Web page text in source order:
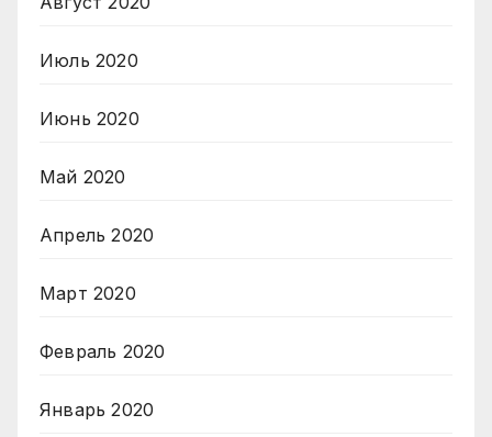
Июль 2020
Июнь 2020
Май 2020
Апрель 2020
Март 2020
Февраль 2020
Январь 2020